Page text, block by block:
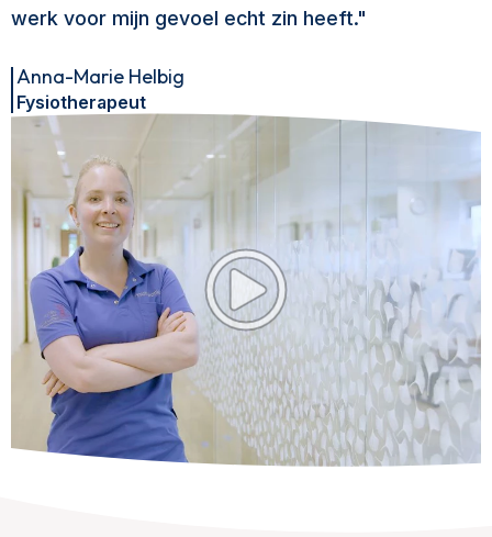
werk voor mijn gevoel echt zin heeft."
Anna-Marie Helbig
Fysiotherapeut